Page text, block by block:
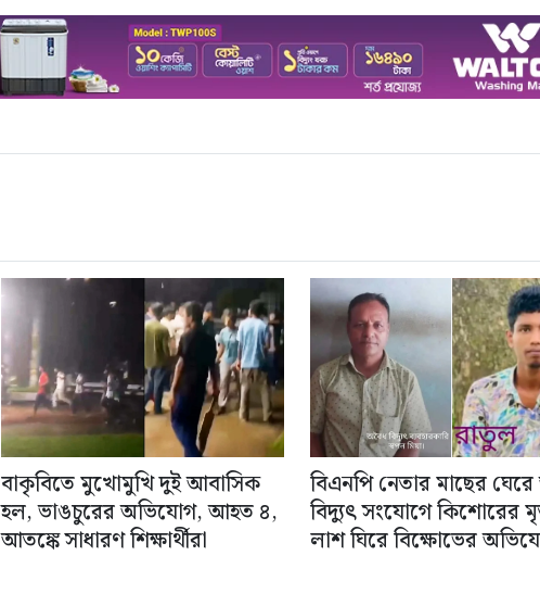
বাকৃবিতে মুখোমুখি দুই আবাসিক
হল, ভাঙচুরের অভিযোগ, আহত ৪,
আতঙ্কে সাধারণ শিক্ষার্থীরা
বিএনপি নেতার মাছের
বিদ্যুৎ সংযোগে কিশোরের
লাশ ঘিরে বিক্ষোভের